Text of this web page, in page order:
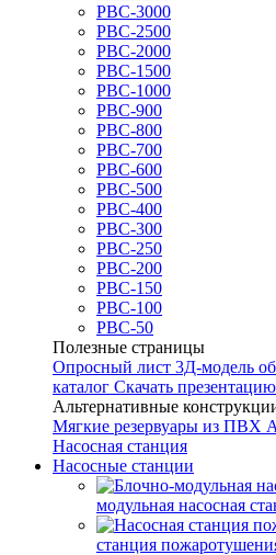
РВС-3000
РВС-2500
РВС-2000
РВС-1500
РВС-1000
РВС-900
РВС-800
РВС-700
РВС-600
РВС-500
РВС-400
РВС-300
РВС-250
РВС-200
РВС-150
РВС-100
РВС-50
Полезные страницы
Опросный лист 3Д-модель
каталог Скачать презентацию
Альтернативные
Мягкие резервуары из ПВХ
Насосная станция
Насосные станции
модульная насосная
станция